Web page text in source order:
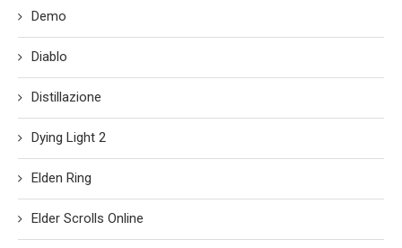
Demo
Diablo
Distillazione
Dying Light 2
Elden Ring
Elder Scrolls Online